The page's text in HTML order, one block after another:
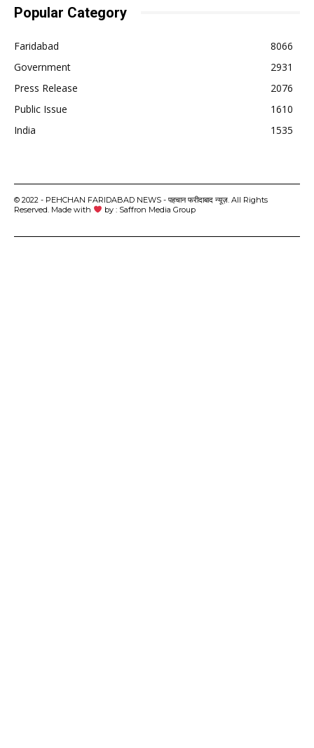
Popular Category
Faridabad
8066
Government
2931
Press Release
2076
Public Issue
1610
India
1535
© 2022 - PEHCHAN FARIDABAD NEWS - पहचान फरीदाबाद न्यूज़. All Rights
Reserved. Made with
by : Saffron Media Group